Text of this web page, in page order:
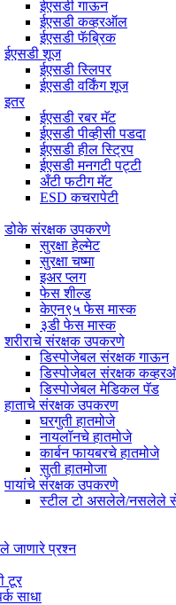
ईएसडी गाऊन
ईएसडी कव्हरऑल
ईएसडी फॅब्रिक
ईएसडी शूज
ईएसडी स्लिपर
ईएसडी वर्किंग शूज
इतर
ईएसडी रबर मॅट
ईएसडी पीव्हीसी पडदा
ईएसडी हील स्ट्रिप
ईएसडी मनगटी पट्टी
अँटी फटीग मॅट
ESD कचरापेटी
डोके संरक्षक उपकरणे
सुरक्षा हेल्मेट
सुरक्षा चष्मा
इअर प्लग
फेस शील्ड
केएन९५ फेस मास्क
३डी फेस मास्क
शरीराचे संरक्षक उपकरणे
डिस्पोजेबल संरक्षक गाऊन
डिस्पोजेबल संरक्षक
डिस्पोजेबल मेडिकल पॅड
हाताचे संरक्षक उपकरण
घरगुती हातमोजे
नायलॉनचे हातमोजे
कार्बन फायबरचे हातमोजे
सुती हातमोजा
पायांचे संरक्षक उपकरणे
स्टील टो असलेले/नसलेले
जाणारे प्रश्न
टूर
साधा